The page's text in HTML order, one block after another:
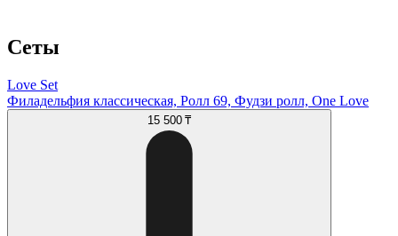
Сеты
Love Set
Филадельфия классическая, Ролл 69, Фудзи ролл, One Love
15 500 ₸